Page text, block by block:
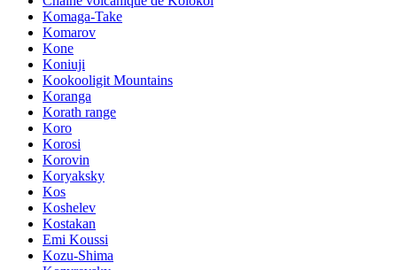
Komaga-Take
Komarov
Kone
Koniuji
Kookooligit Mountains
Koranga
Korath range
Koro
Korosi
Korovin
Koryaksky
Kos
Koshelev
Kostakan
Emi Koussi
Kozu-Shima